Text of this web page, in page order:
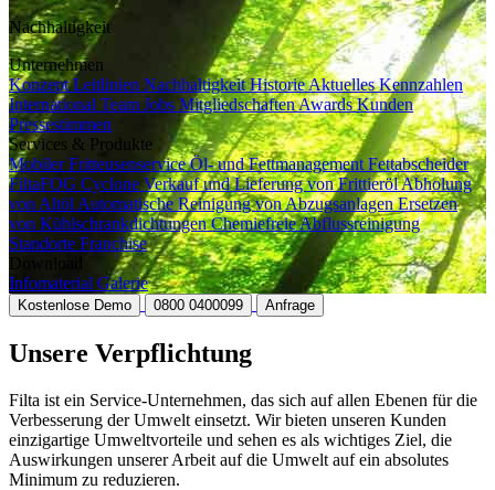
Nachhaltigkeit
Unternehmen
KonzeptLeitlinien NachhaltigkeitHistorieAktuellesKennzahlen
International Team Jobs MitgliedschaftenAwardsKunden
Pressestimmen
Services & Produkte
Mobiler FritteusenserviceÖl- und Fettmanagement Fettabscheider
FiltaFOG CycloneVerkauf und Lieferung von FrittierölAbholung
von Altöl Automatische Reinigung von AbzugsanlagenErsetzen
von KühlschrankdichtungenChemiefreie Abflussreinigung
Standorte Franchise
Download
Infomaterial Galerie
Kostenlose Demo 0800 0400099 Anfrage
Unsere Verpflichtung
Filta ist ein Service-Unternehmen, das sich auf allen Ebenen für die
Verbesserung der Umwelt einsetzt. Wir bieten unseren Kunden
einzigartige Umweltvorteile und sehen es als wichtiges Ziel, die
Auswirkungen unserer Arbeit auf die Umwelt auf ein absolutes
Minimum zu reduzieren.